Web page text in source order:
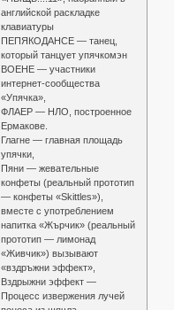
английской раскладке
клавиатуры
ПЕПЯКОДАНСЕ — танец,
который танцует упячкомэн
ВОЕНЕ — участники
интернет-сообщества
«Упячка»,
ФЛАЕР — НЛО, построенное
Ермакове.
Глагне — главная площадь
упячки,
Пяни — жевательные
конфеты (реальный прототип
— конфеты «Skittles»),
вместе с употреблением
напитка «Жърчик» (реальный
прототип — лимонад
«Живчик») вызывают
«вздръжни эффект»,
Вздрыжни эффект —
Процесс извержения лучей